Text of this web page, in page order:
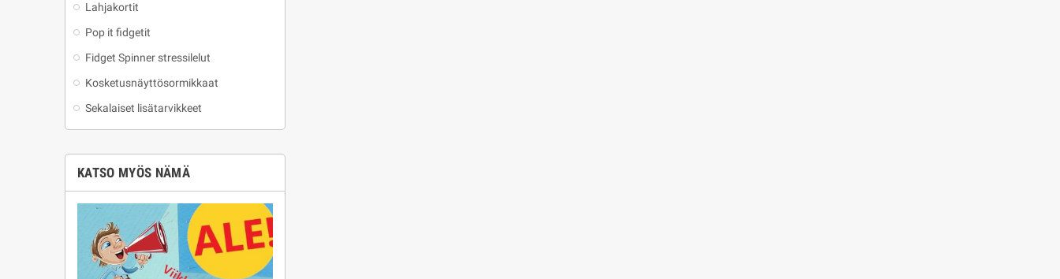
Lahjakortit
Pop it fidgetit
Fidget Spinner stressilelut
Kosketusnäyttösormikkaat
Sekalaiset lisätarvikkeet
KATSO MYÖS NÄMÄ